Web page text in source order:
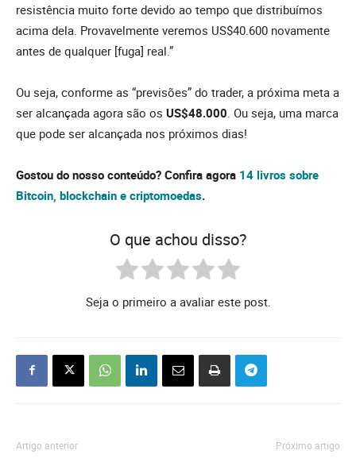
resistência muito forte devido ao tempo que distribuímos
acima dela. Provavelmente veremos US$40.600 novamente
antes de qualquer [fuga] real.”
Ou seja, conforme as “previsões” do trader, a próxima meta a
ser alcançada agora são os US$48.000 . Ou seja, uma marca
que pode ser alcançada nos próximos dias!
Gostou do nosso conteúdo? Confira agora 14 livros sobre
Bitcoin, blockchain e criptomoedas.
O que achou disso?
Seja o primeiro a avaliar este post.
Artigo anterior Próximo artigo